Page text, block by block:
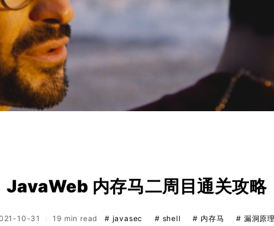
JavaWeb 内存马二周目通关攻略
10-31 19 min read # javasec # shell # 内存马 # 漏洞原